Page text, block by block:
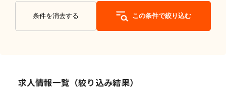
条件を消去する この条件で絞り込む
求人情報一覧（絞り込み結果）